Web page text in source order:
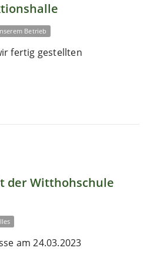
Betrieb
fertig gestellten
der Witthohschule
am 24.03.2023